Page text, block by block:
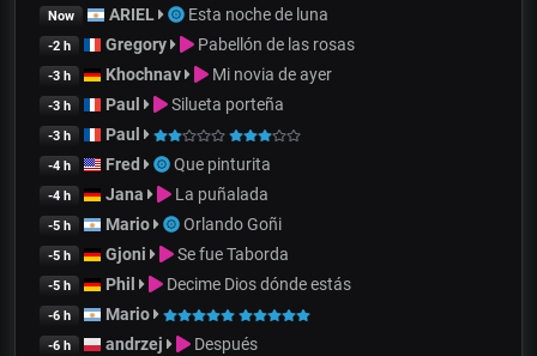
Now ARIEL Esta noche de luna
-2 h Gregory Pabellón de las rosas
-3 h Khochnav Mi novia de ayer
-3 h Paul Silueta porteña
-3 h Paul
-4 h Fred Que pinturita
-4 h Jana La puñalada
-5 h Mario Orlando Goñi
-5 h Gjoni Se fue Taborda
-5 h Phil Decime Dios dónde estás
-6 h Mario
-6 h andrzej Después